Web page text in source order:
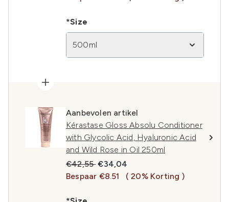
*Size
500ml
Aanbevolen artikel
Kérastase Gloss Absolu Conditioner
with Glycolic Acid, Hyaluronic Acid
and Wild Rose in Oil 250ml
Recommended Retail Price:
€42,55Huidige prijs:
€34,04
Bespaar €8.51
( 20% Korting )